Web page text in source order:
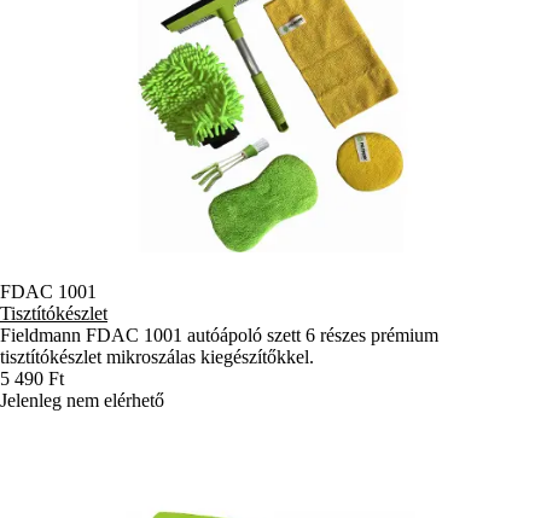
FDAC 1001
Tisztítókészlet
Fieldmann FDAC 1001 autóápoló szett 6 részes prémium
tisztítókészlet mikroszálas kiegészítőkkel.
5 490 Ft
Jelenleg nem elérhető